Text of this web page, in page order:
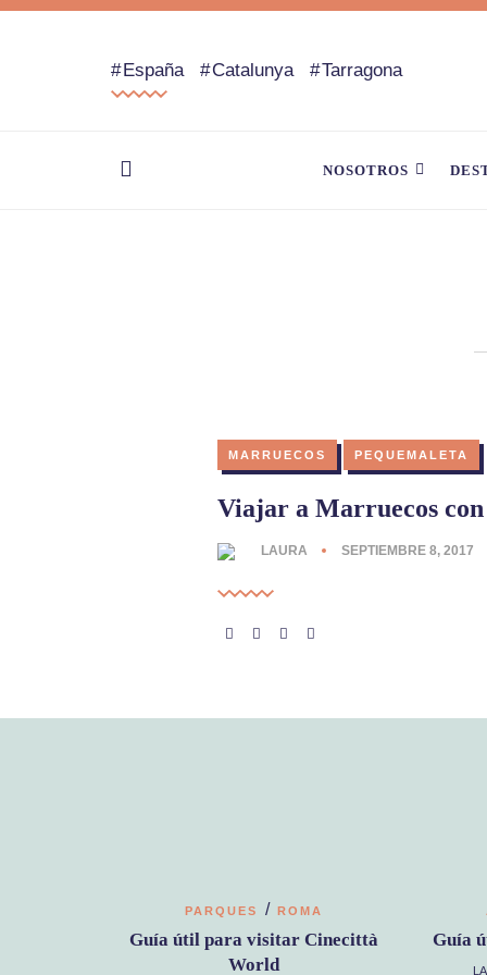
España Catalunya Tarragona
NOSOTROS
MARRUECOS PEQUEMALETA
Viajar a Marruecos con
LAURA SEPTIEMBRE 8, 2017
PARQUES / ROMA
Guía útil para visitar Cinecittà
World
Guía